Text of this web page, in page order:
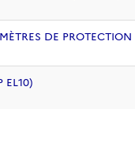
DE
EL10)